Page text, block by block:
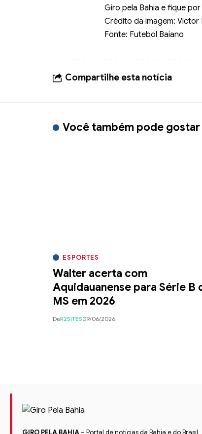
Giro pela Bahia e fique
Crédito da imagem: Victor
Fonte: Futebol Baiano
Compartilhe esta notícia
Você também pode gostar
ESPORTES
Walter acerta com
Aquidauanense para Série B
MS em 2026
DeR2SITES09/06/2026
GIRO PELA BAHIA – Portal de notícias da Bahia e do Brasil.